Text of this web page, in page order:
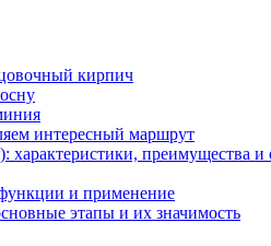
кирпич
интересный маршрут
преимущества и
и применение
этапы и их значимость